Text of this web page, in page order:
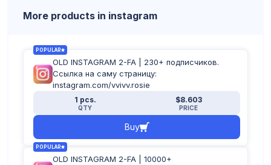
More products in instagram
POPULAR
OLD INSTAGRAM 2-FA | 230+ подписчиков.
Ссылка на саму страницу:
instagram.com/vvivv.rosie
1 pcs.
QTY
$8.603
PRICE
Buy
POPULAR
OLD INSTAGRAM 2-FA | 10000+